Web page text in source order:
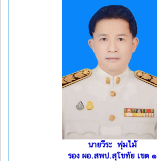
นายวีระ พุ่มไม้
รอง ผอ.สพป.สุโขทัย เขต ๑